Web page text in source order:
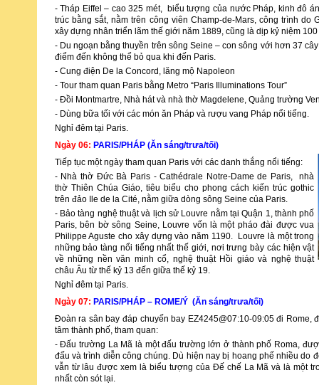
- Tháp Eiffel – cao 325 mét, biểu tượng của nước Pháp, kinh đô
trúc bằng sắt, nằm trên công viên Champ-de-Mars, công trình do
xây dựng nhân triển lãm thế giới năm 1889, cũng là dịp kỷ niệm
- Du ngoạn bằng thuyền trên sông Seine – con sông với hơn 37
điểm đến không thể bỏ qua khi đến Paris.
- Cung điện De la Concord, lăng mộ Napoleon
- Tour tham quan Paris bằng Metro “Paris Illuminations Tour”
- Đồi Montmartre, Nhà hát và nhà thờ Magdelene, Quảng trường
- Dùng bữa tối với các món ăn Pháp và rượu vang Pháp nổi tiếng.
Nghỉ đêm tại Paris.
Ngày 06: PARIS/PHÁP (Ăn sáng/trưa/tối)
Tiếp tục một ngày tham quan Paris với các danh thắng nổi tiếng:
- Nhà thờ Đức Bà Paris - Cathédrale Notre-Dame de Paris, nhà
thờ Thiên Chúa Giáo, tiêu biểu cho phong cách kiến trúc gothic
trên đảo Ile de la Cité, nằm giữa dòng sông Seine của Paris.
- Bảo tàng nghệ thuật và lịch sử Louvre nằm tại Quận 1, thành phố
Paris, bên bờ sông Seine, Louvre vốn là một pháo đài được vua
Philippe Aguste cho xây dựng vào năm 1190. Louvre là một trong
những bảo tàng nổi tiếng nhất thế giới, nơi trưng bày các hiện vật
về những nền văn minh cổ, nghệ thuật Hồi giáo và nghệ thuật
châu Âu từ thế kỷ 13 đến giữa thế kỷ 19.
Nghỉ đêm tại Paris.
Ngày 07: PARIS/PHÁP – ROME/Ý (Ăn sáng/trưa/tối)
Đoàn ra sân bay đáp chuyến bay EZ4245@07:10-09:05 đi Rome,
tâm thành phố, tham quan:
- Đấu trường La Mã là một đấu trường lớn ở thành phố Roma,
đấu và trình diễn công chúng. Dù hiện nay bị hoang phế nhiều do
vẫn từ lâu được xem là biểu tượng của Đế chế La Mã và là một
nhất còn sót lại.